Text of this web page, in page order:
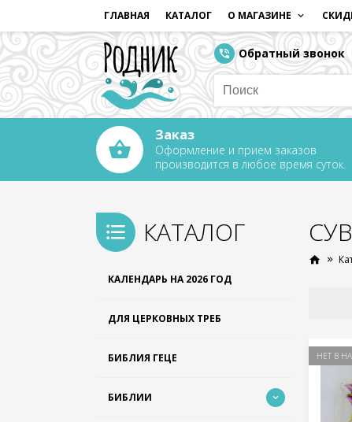
ГЛАВНАЯ КАТАЛОГ О МАГАЗИНЕ
Обратный звонок
Заказ
Оформление и прием заказов
производится в любое время суток.
КАТАЛОГ
КАЛЕНДАРЬ НА 2026 ГОД
ДЛЯ ЦЕРКОВНЫХ ТРЕБ
БИБЛИЯ ГЕЦЕ
БИБЛИИ
НЕТ В